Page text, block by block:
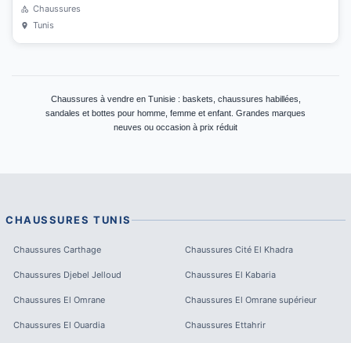
Chaussures
Tunis
Chaussures à vendre en Tunisie : baskets, chaussures habillées,
sandales et bottes pour homme, femme et enfant. Grandes marques
neuves ou occasion à prix réduit
CHAUSSURES TUNIS
Chaussures Carthage Chaussures Cité El Khadra
Chaussures Djebel Jelloud Chaussures El Kabaria
Chaussures El Omrane Chaussures El Omrane supérieur
Chaussures El Ouardia Chaussures Ettahrir